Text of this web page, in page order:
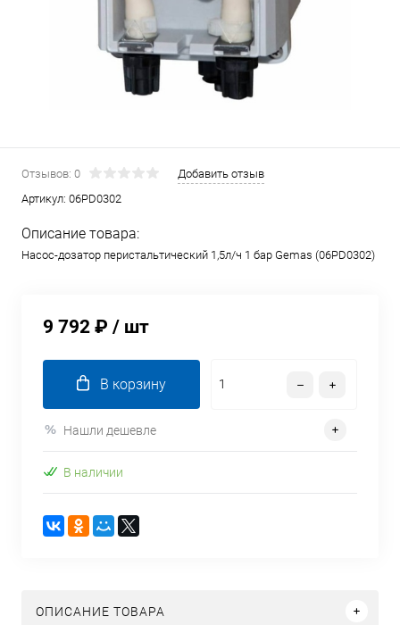
Отзывов: 0
Добавить отзыв
Артикул: 06PD0302
Описание товара:
Насос-дозатор перистальтический 1,5л/ч 1 бар Gemas (06PD0302)
9 792 ₽ / шт
В корзину
Нашли дешевле
В наличии
ОПИСАНИЕ ТОВАРА